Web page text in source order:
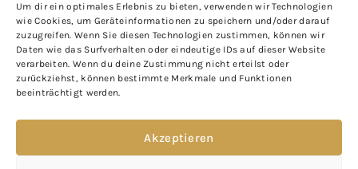
Um dir ein optimales Erlebnis zu bieten, verwenden wir Technologien
wie Cookies, um Geräteinformationen zu speichern und/oder darauf
zuzugreifen. Wenn Sie diesen Technologien zustimmen, können wir
Daten wie das Surfverhalten oder eindeutige IDs auf dieser Website
verarbeiten. Wenn du deine Zustimmung nicht erteilst oder
zurückziehst, können bestimmte Merkmale und Funktionen
beeinträchtigt werden.
Akzeptieren
abonnieren und Benachrichtigungen über neue
Beiträge perE-Mail zu erhalten.